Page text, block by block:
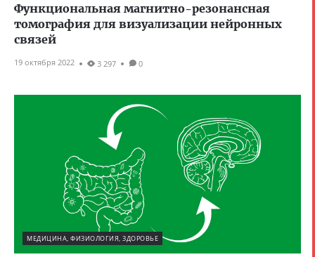
Функциональная магнитно-резонансная
томография для визуализации нейронных
связей
19 октября 2022 3 297 0
МЕДИЦИНА, ФИЗИОЛОГИЯ, ЗДОРОВЬЕ